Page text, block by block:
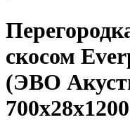
скосом
(ЭВО